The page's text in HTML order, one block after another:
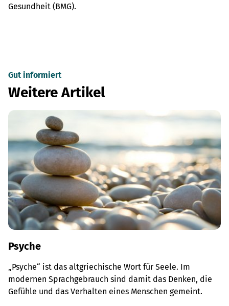
Gesundheit (BMG).
Gut informiert
Weitere Artikel
Psyche
„Psyche“ ist das altgriechische Wort für Seele. Im
modernen Sprachgebrauch sind damit das Denken, die
Gefühle und das Verhalten eines Menschen gemeint.